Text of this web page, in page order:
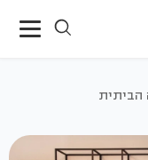
הביתית